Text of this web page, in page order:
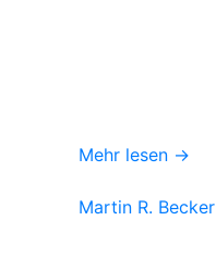
Mehr lesen →
Martin R. Becker